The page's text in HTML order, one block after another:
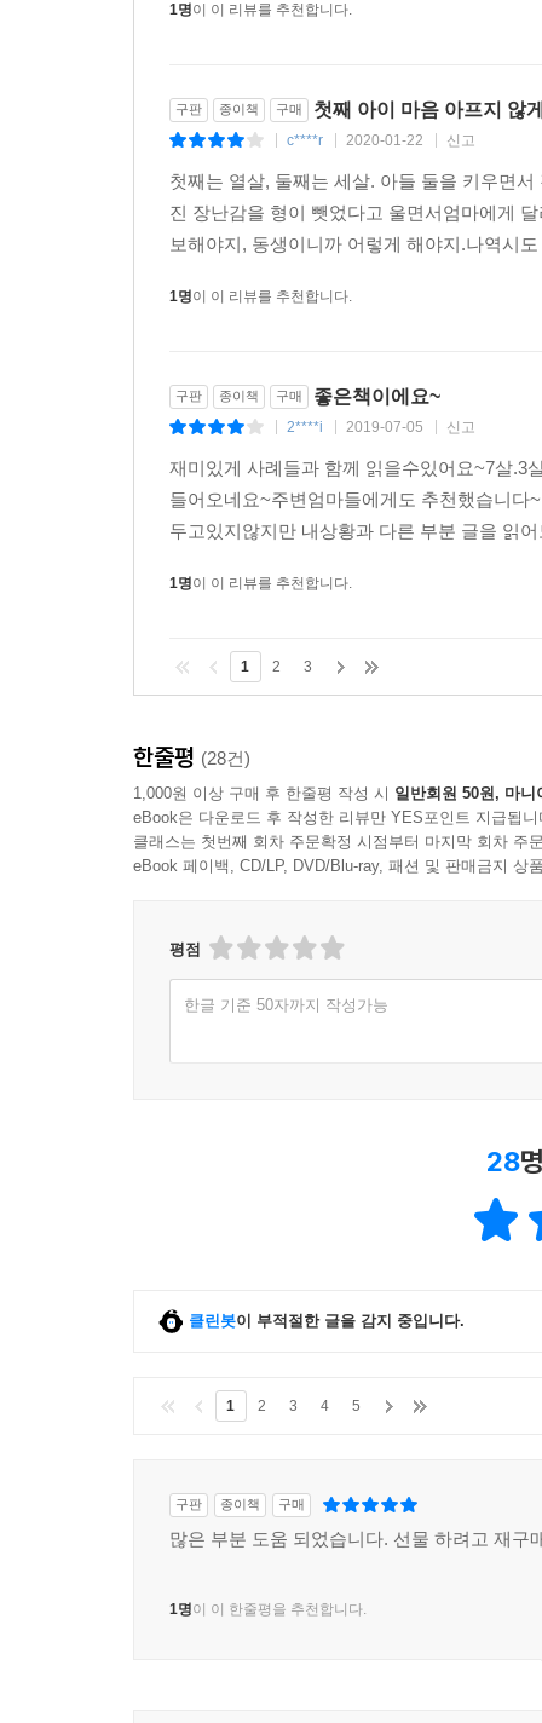
1명이 이 리뷰를 추천합니다.
구판 종이책 구매 첫째 아이 마음 아프지 않
c****r 2020-01-22 신고
첫째는 열살, 둘째는 세살. 아들 둘을 키우면
진 장난감을 형이 뺏었다고 울면서엄마에게
보해야지, 동생이니까 어렇게 해야지.나역시
1명이 이 리뷰를 추천합니다.
구판 종이책 구매 좋은책이에요~
2****i 2019-07-05 신고
재미있게 사례들과 함께 읽을수있어요~7살.3
들어오네요~주변엄마들에게도 추천했습니
두고있지않지만 내상황과 다른 부분 글을 읽
1명이 이 리뷰를 추천합니다.
1 2 3
한줄평 (28건)
1,000원 이상 구매 후 한줄평 작성 시 일반회원 50원, 마니
eBook은 다운로드 후 작성한 리뷰만 YES포인트 지급됩니
클래스는 첫번째 회차 주문확정 시점부터 마지막 회차 주
eBook 페이백, CD/LP, DVD/Blu-ray, 패션 및 판매금지 상
평점
한글 기준 50자까지 작성가능
28
클린봇이 부적절한 글을 감지 중입니다.
1 2 3 4 5
구판 종이책 구매
많은 부분 도움 되었습니다. 선물 하려고 재구
1명이 이 한줄평을 추천합니다.